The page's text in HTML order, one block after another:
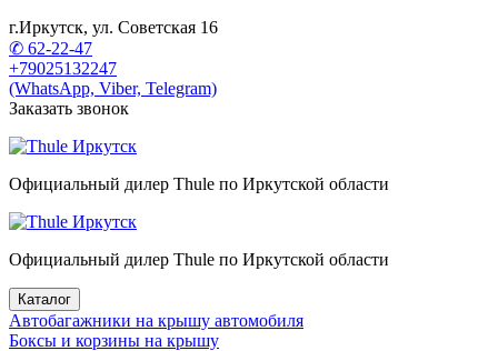
г.Иркутск, ул. Советская 16
✆ 62-22-47
+79025132247
(WhatsApp, Viber, Telegram)
Заказать звонок
Официальный дилер Thule по Иркутской области
Официальный дилер Thule по Иркутской области
Каталог
Автобагажники на крышу автомобиля
Боксы и корзины на крышу